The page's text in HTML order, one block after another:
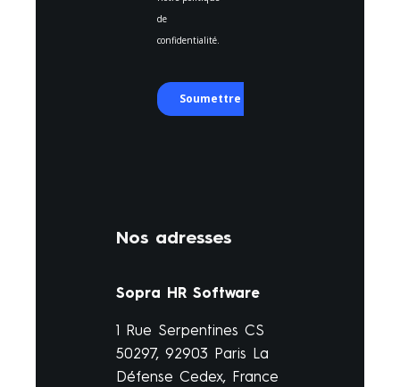
Nos adresses
Sopra HR Software
1 Rue Serpentines CS
50297, 92903 Paris La
Défense Cedex, France